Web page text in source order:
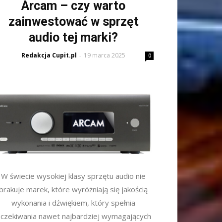
Arcam – czy warto
zainwestować w sprzęt
audio tej marki?
Redakcja Cupit.pl - 19 marca 2025 0
W świecie wysokiej klasy sprzętu audio nie
marek, które wyróżniają się jakością
wykonania i dźwiękiem, który spełnia
nawet najbardziej wymagających